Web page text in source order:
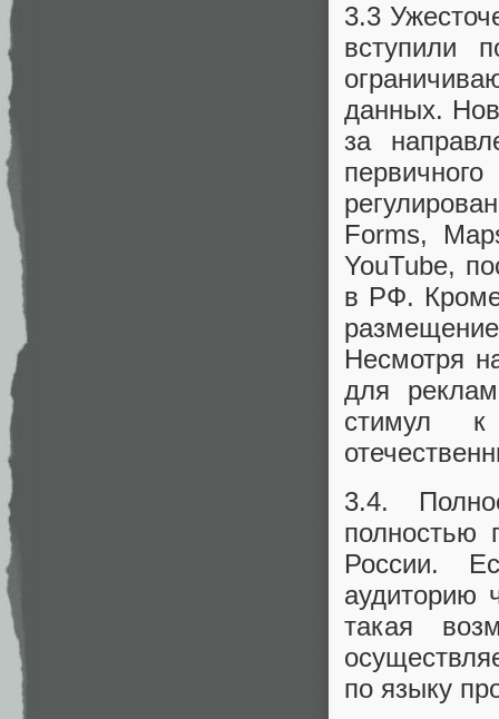
3.3
вступили
данных.
за
Forms,
YouTube,
в РФ. Кроме
Несмотря
для
стимул к
3.4.
полностью
России.
аудиторию
такая
по языку